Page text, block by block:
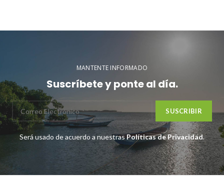
MANTENTE INFORMADO
Suscríbete y ponte al día.
Será usado de acuerdo a nuestrasPolíticas de Privacidad.